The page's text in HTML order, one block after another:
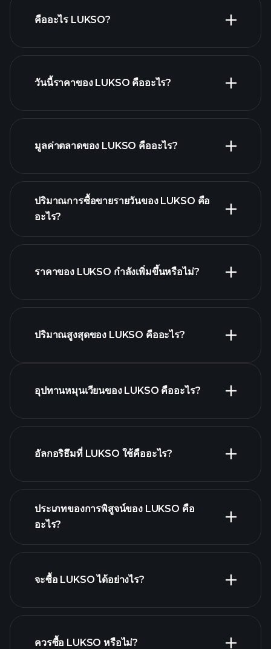
คืออะไร LUKSO?
วันนี้ราคาของ LUKSO คืออะไร?
มูลค่าตลาดของ LUKSO คืออะไร?
รายการของสกุลเงินดิจิทัล
ปริมาณการซื้อขายรายวันของ LUKSO คือ
อะไร?
รายการนี้
ราคาของ LUKSO กำลังเพิ่มขึ้นหรือไม่?
ปริมาณสูงสุดของ LUKSO คืออะไร?
อุปทานหมุนเวียนของ LUKSO คืออะไร?
อัลกอริธึมที่ LUKSO ใช้คืออะไร?
ประเภทของการพิสูจน์ของ LUKSO คือ
อะไร?
จะซื้อ LUKSO ได้อย่างไร?
ควรซื้อ LUKSO หรือไม่?